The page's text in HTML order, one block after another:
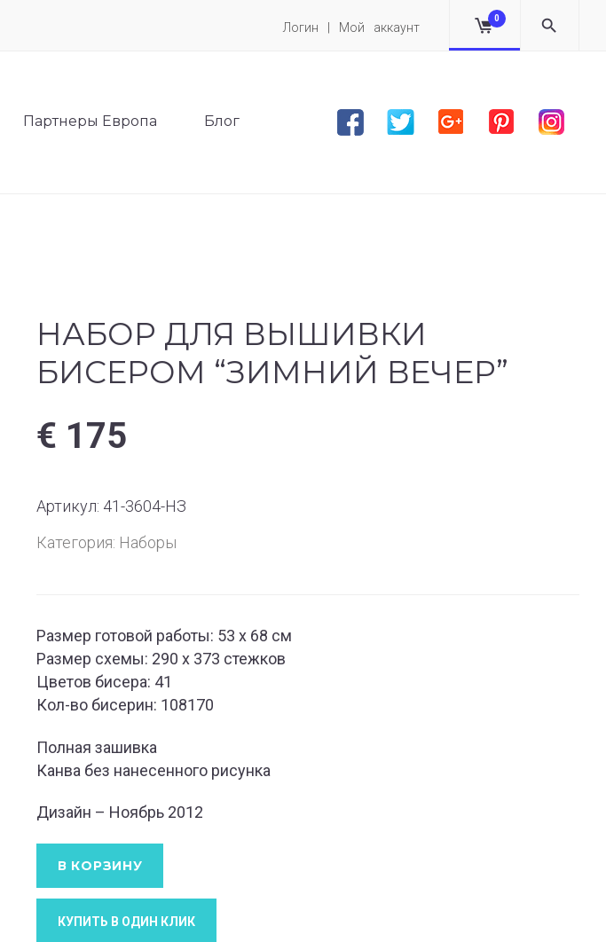
Логин | Мой аккаунт
0
FacebookTwitterGoogle plus Pinterest
Партнеры Европа Блог
НАБОР ДЛЯ ВЫШИВКИ
БИСЕРОМ “ЗИМНИЙ ВЕЧЕР”
€ 175
Артикул: 41-3604-НЗ
Категория: Наборы
Размер готовой работы: 53 x 68 см
Размер схемы: 290 x 373 cтежков
Цветов бисера: 41
Кол-во бисерин: 108170
Полная зашивка
Канва без нанесенного рисунка
Дизайн – Ноябрь 2012
В КОРЗИНУ
КУПИТЬ В ОДИН КЛИК